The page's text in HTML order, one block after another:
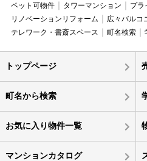
ペット可物件 タワーマンション
プラ
リノベーションリフォーム
広々バルコ
テレワーク・書斎スペース
町名検索
トップページ
町名から検索
お気に入り物件一覧
マンションカタログ